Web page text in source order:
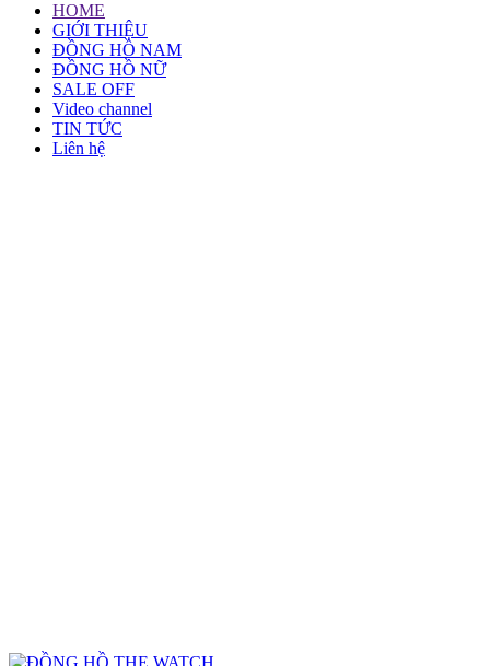
HOME
GIỚI THIỆU
ĐỒNG HỒ NAM
ĐỒNG HỒ NỮ
SALE OFF
Video channel
TIN TỨC
Liên hệ